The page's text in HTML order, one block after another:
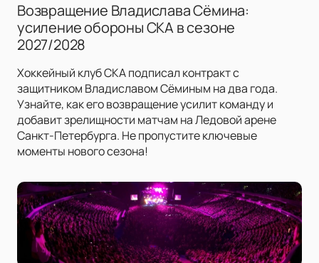
Возвращение Владислава Сёмина:
усиление обороны СКА в сезоне
2027/2028
Хоккейный клуб СКА подписал контракт с
защитником Владиславом Сёминым на два года.
Узнайте, как его возвращение усилит команду и
добавит зрелищности матчам на Ледовой арене
Санкт-Петербурга. Не пропустите ключевые
моменты нового сезона!